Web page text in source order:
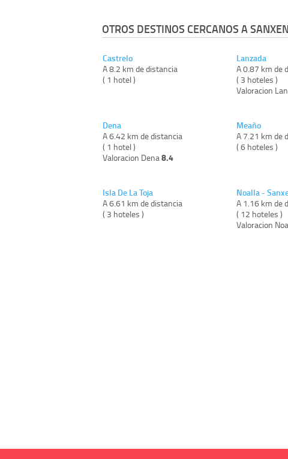
OTROS DESTINOS CERCANOS A
Castrelo
A 8.2 km de distancia
( 1 hotel )
Dena
A 6.42 km de distancia
( 1 hotel )
Valoracion Dena8.4
Isla De La Toja
A 6.61 km de distancia
( 3 hoteles )
Lanzada
A 0.87 km de
( 3 hoteles )
Valoracion
Meaño
A 7.21 km de
( 6 hoteles )
Noalla -
A 1.16 km de
( 12 hoteles )
Valoracion